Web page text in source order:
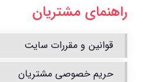
راهنمای مشتریان
قوانین و مقررات سایت
حریم خصوصی مشتریان